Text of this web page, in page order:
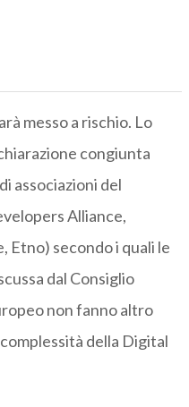
messo a rischio. Lo
congiunta
associazioni del
Alliance,
Etno) secondo i quali le
dal Consiglio
non fanno altro
della Digital